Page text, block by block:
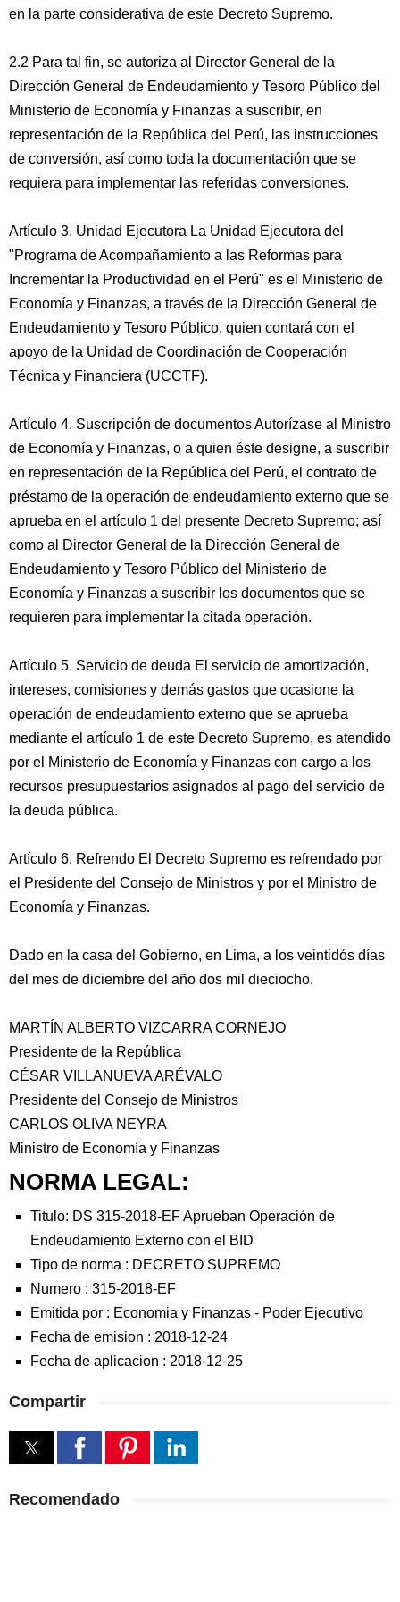
en la parte considerativa de este Decreto Supremo.
2.2 Para tal fin, se autoriza al Director General de la
Dirección General de Endeudamiento y Tesoro Público del
Ministerio de Economía y Finanzas a suscribir, en
representación de la República del Perú, las instrucciones
de conversión, así como toda la documentación que se
requiera para implementar las referidas conversiones.
Artículo 3. Unidad Ejecutora La Unidad Ejecutora del
"Programa de Acompañamiento a las Reformas para
Incrementar la Productividad en el Perú" es el Ministerio de
Economía y Finanzas, a través de la Dirección General de
Endeudamiento y Tesoro Público, quien contará con el
apoyo de la Unidad de Coordinación de Cooperación
Técnica y Financiera (UCCTF).
Artículo 4. Suscripción de documentos Autorízase al Ministro
de Economía y Finanzas, o a quien éste designe, a suscribir
en representación de la República del Perú, el contrato de
préstamo de la operación de endeudamiento externo que se
aprueba en el artículo 1 del presente Decreto Supremo; así
como al Director General de la Dirección General de
Endeudamiento y Tesoro Público del Ministerio de
Economía y Finanzas a suscribir los documentos que se
requieren para implementar la citada operación.
Artículo 5. Servicio de deuda El servicio de amortización,
intereses, comisiones y demás gastos que ocasione la
operación de endeudamiento externo que se aprueba
mediante el artículo 1 de este Decreto Supremo, es atendido
por el Ministerio de Economía y Finanzas con cargo a los
recursos presupuestarios asignados al pago del servicio de
la deuda pública.
Artículo 6. Refrendo El Decreto Supremo es refrendado por
el Presidente del Consejo de Ministros y por el Ministro de
Economía y Finanzas.
Dado en la casa del Gobierno, en Lima, a los veintidós días
del mes de diciembre del año dos mil dieciocho.
MARTÍN ALBERTO VIZCARRA CORNEJO
Presidente de la República
CÉSAR VILLANUEVA ARÉVALO
Presidente del Consejo de Ministros
CARLOS OLIVA NEYRA
Ministro de Economía y Finanzas
NORMA LEGAL:
Titulo: DS 315-2018-EF Aprueban Operación de
Endeudamiento Externo con el BID
Tipo de norma : DECRETO SUPREMO
Numero : 315-2018-EF
Emitida por : Economia y Finanzas - Poder Ejecutivo
Fecha de emision : 2018-12-24
Fecha de aplicacion : 2018-12-25
Compartir
Recomendado